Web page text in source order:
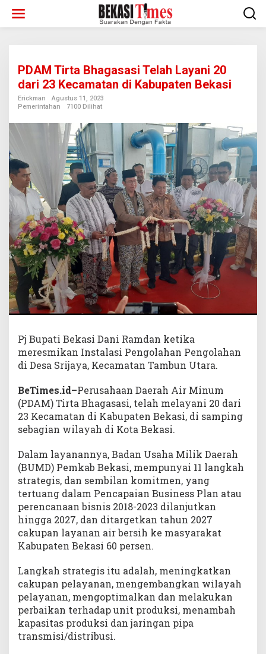
konten
PDAM Tirta Bhagasasi Telah Layani 20
dari 23 Kecamatan di Kabupaten Bekasi
Erickman
Agustus 11, 2023
Pemerintahan
7100 Dilihat
Pj Bupati Bekasi Dani Ramdan ketika
meresmikan Instalasi Pengolahan Pengolahan
di Desa Srijaya, Kecamatan Tambun Utara.
BeTimes.id–Perusahaan Daerah Air Minum
(PDAM) Tirta Bhagasasi, telah melayani 20 dari
23 Kecamatan di Kabupaten Bekasi, di samping
sebagian wilayah di Kota Bekasi.
Dalam layanannya, Badan Usaha Milik Daerah
(BUMD) Pemkab Bekasi, mempunyai 11 langkah
strategis, dan sembilan komitmen, yang
tertuang dalam Pencapaian Business Plan atau
perencanaan bisnis 2018-2023 dilanjutkan
hingga 2027, dan ditargetkan tahun 2027
cakupan layanan air bersih ke masyarakat
Kabupaten Bekasi 60 persen.
Langkah strategis itu adalah, meningkatkan
cakupan pelayanan, mengembangkan wilayah
pelayanan, mengoptimalkan dan melakukan
perbaikan terhadap unit produksi, menambah
kapasitas produksi dan jaringan pipa
transmisi/distribusi.